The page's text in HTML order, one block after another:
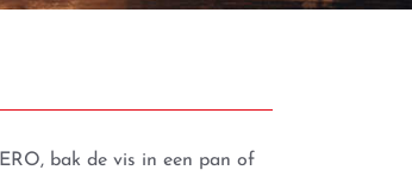
bak de vis in een pan of